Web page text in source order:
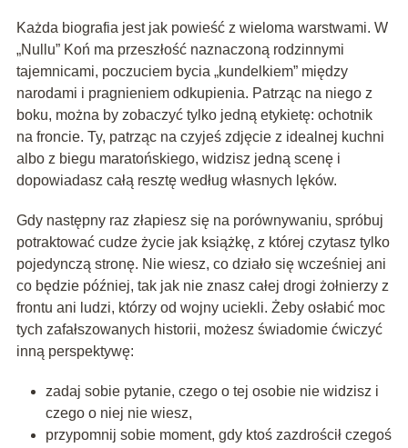
Każda biografia jest jak powieść z wieloma warstwami. W
„Nullu” Koń ma przeszłość naznaczoną rodzinnymi
tajemnicami, poczuciem bycia „kundelkiem” między
narodami i pragnieniem odkupienia. Patrząc na niego z
boku, można by zobaczyć tylko jedną etykietę: ochotnik
na froncie. Ty, patrząc na czyjeś zdjęcie z idealnej kuchni
albo z biegu maratońskiego, widzisz jedną scenę i
dopowiadasz całą resztę według własnych lęków.
Gdy następny raz złapiesz się na porównywaniu, spróbuj
potraktować cudze życie jak książkę, z której czytasz tylko
pojedynczą stronę. Nie wiesz, co działo się wcześniej ani
co będzie później, tak jak nie znasz całej drogi żołnierzy z
frontu ani ludzi, którzy od wojny uciekli. Żeby osłabić moc
tych zafałszowanych historii, możesz świadomie ćwiczyć
inną perspektywę:
zadaj sobie pytanie, czego o tej osobie nie widzisz i
czego o niej nie wiesz,
przypomnij sobie moment, gdy ktoś zazdrościł czegoś